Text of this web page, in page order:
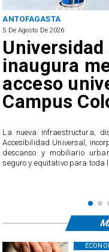
ANTOFAGASTA
5 De Agosto De 2026
Foco de
Entierran
ubicado a
El sitio correspondía a una
de julio fue hallada una larva
foco 18 del vector en la